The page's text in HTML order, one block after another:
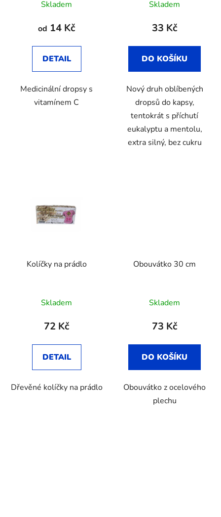
Skladem
od 14 Kč
DETAIL
Medicinální dropsy s
vitamínem C
Skladem
33 Kč
DO KOŠÍKU
Nový druh oblíbených
dropsů do kapsy,
tentokrát s příchutí
eukalyptu a mentolu,
extra silný, bez cukru
Kolíčky na prádlo
Skladem
72 Kč
DETAIL
Dřevěné kolíčky na prádlo
Obouvátko 30 cm
hodnocení
produktu
5,0
z
hvězdiček.
Skladem
73 Kč
DO KOŠÍKU
Obouvátko z ocelového
plechu